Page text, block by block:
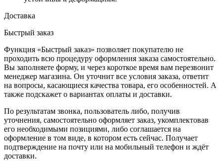
Доставка
Быстрый заказ
Функция «Быстрый заказ» позволяет покупателю не
проходить всю процедуру оформления заказа самостоятельно.
Вы заполняете форму, и через короткое время вам перезвонит
менеджер магазина. Он уточнит все условия заказа, ответит
на вопросы, касающиеся качества товара, его особенностей. А
также подскажет о вариантах оплаты и доставки.
По результатам звонка, пользователь либо, получив
уточнения, самостоятельно оформляет заказ, укомплектовав
его необходимыми позициями, либо соглашается на
оформление в том виде, в котором есть сейчас. Получает
подтверждение на почту или на мобильный телефон и ждёт
доставки.